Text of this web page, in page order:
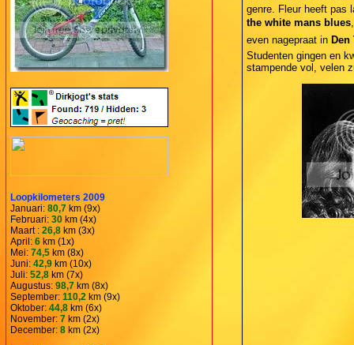
Loopkilometers 2009
Januari: 80,7 km (9x)
Februari: 30 km (4x)
Maart : 26,8 km (3x)
April: 6 km (1x)
Mei: 74,5 km (8x)
Juni: 42,9 km (10x)
Juli: 52,8 km (7x)
Augustus: 98,7 km (8x)
September: 110,2 km (9x)
Oktober: 44,8 km (6x)
November: 7 km (2x)
December: 8 km (2x)
genre. Fleur heeft pas
the white mans blues
even nagepraat in Den
Studenten gingen en
stampende vol, velen